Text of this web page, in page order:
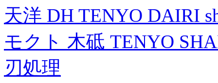
天洋 DH TENYO DAIRI
モクト 木砥 TENYO
刃処理